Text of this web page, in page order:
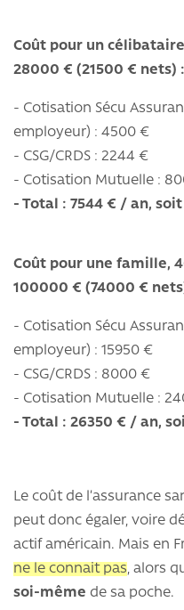
Coût pour un
28000 € (21500 € nets) :
- Cotisation Sécu
employeur) : 4500 €
- CSG/CRDS : 2244 €
- Cotisation Mutuelle :
- Total : 7544 € / an,
Coût pour une famille,
100000 € (74000 €
- Cotisation Sécu
employeur) : 15950 €
- CSG/CRDS : 8000 €
- Cotisation Mutuelle :
- Total : 26350 € / an,
Le coût de l’assurance
peut donc égaler, voire
actif américain. Mais en
ne le connait pas, alors
soi-même de sa poche.